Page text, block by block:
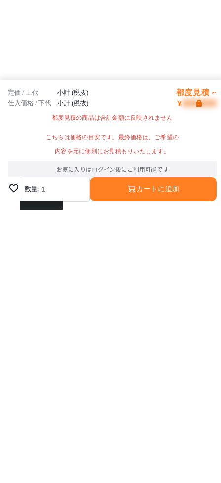
定価 / 上代 小計 (税抜) 都度見積 ~
仕入価格 / 下代 小計 (税抜) ¥
都度見積の商品は合計金額に反映されません
こちらは価格の目安です。最終価格は、ご希望の
内容を元に個別にお見積もりいたします。
お気に入りはログイン後にご利用可能です
数量: 1
1
カートに追加